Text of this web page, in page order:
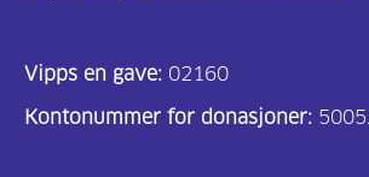
Vipps en gave: 02160
Kontonummer for donasjoner: